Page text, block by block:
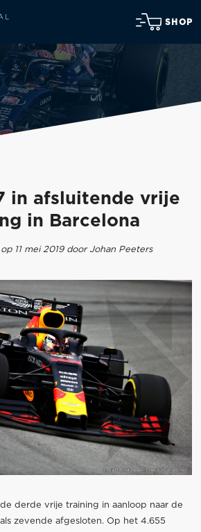
SHOP
in afsluitende vrije
in Barcelona
11 mei 2019 door Johan Peeters
derde vrije training in aanloop naar de
zevende afgesloten. Op het 4.655